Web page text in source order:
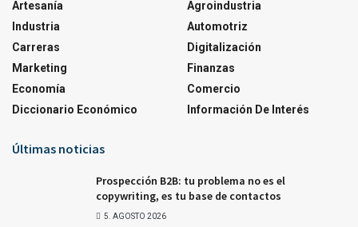
Artesanía
Industria
Carreras
Marketing
Economía
Diccionario Económico
Agroindustria
Automotriz
Digitalización
Finanzas
Comercio
Información De Interés
Últimas noticias
Prospección B2B: tu problema no es el
copywriting, es tu base de contactos
5. AGOSTO 2026